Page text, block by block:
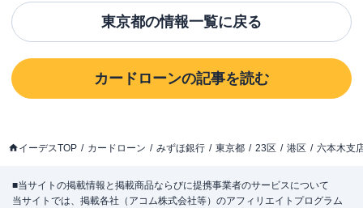
東京都の情報一覧に戻る
カードローンの記事を読む
イーデスTOP カードローン みずほ銀行 東京都 23区 港区 六本木支
■当サイトの掲載情報と掲載商品ならびに提携事業者のサービスについて
当サイトでは、掲載各社（アコム株式会社等）のアフィリエイトプログラム